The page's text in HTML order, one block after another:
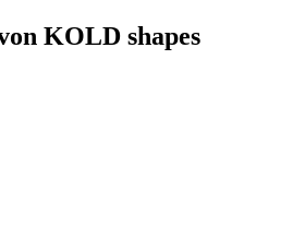
KOLD shapes